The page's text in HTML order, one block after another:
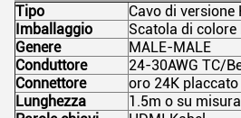
Tipo
Cavo di versione
Imballaggio
Scatola di colore
Genere
MALE-MALE
Conduttore
24-30AWG TC/
Connettore
oro 24K placcato
Lunghezza
1.5m o su misura